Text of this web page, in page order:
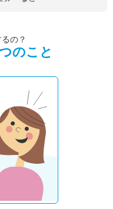
の？
のこと